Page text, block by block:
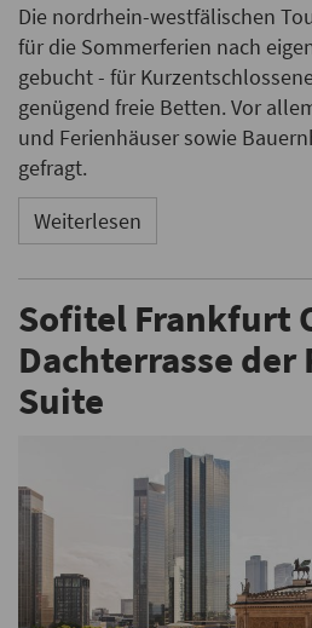
Die nordrhein-westfälischen
für die Sommerferien nach
gebucht - für
genügend freie Betten. Vor
und Ferienhäuser sowie
gefragt.
Weiterlesen
Sofitel Frankfurt
Dachterrasse
Suite